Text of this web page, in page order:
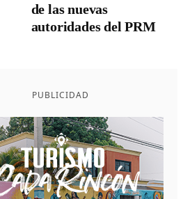
de las nuevas
autoridades del PRM
PUBLICIDAD